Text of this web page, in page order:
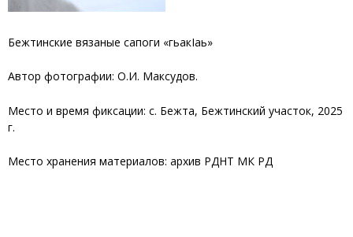
Бежтинские вязаные сапоги «гьакIаь»
Автор фотографии: О.И. Максудов.
Место и время фиксации: с. Бежта, Бежтинский участок, 2025
г.
Место хранения материалов: архив РДНТ МК РД